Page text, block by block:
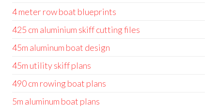
4 meter row boat blueprints
425 cm aluminium skiff cutting files
45m aluminum boat design
45m utility skiff plans
490 cm rowing boat plans
5m aluminum boat plans